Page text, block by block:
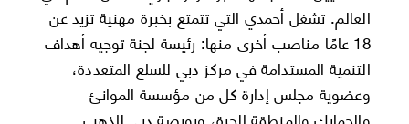
العالم. تشغل أحمدي التي تتمتع بخبرة مهنية تزيد عن
18 عامًا مناصب أخرى منها: رئيسة لجنة توجيه أهداف
التنمية المستدامة في مركز دبي للسلع المتعددة،
وعضوية مجلس إدارة كل من مؤسسة الموانئ
والجمارك والمنطقة الحرة، وبورصة دبي للذهب